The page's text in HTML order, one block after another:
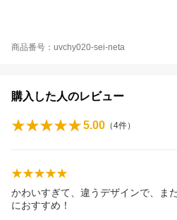
商品番号：uvchy020-sei-neta
購入した人のレビュー
5.00 （4件）
かわいすぎて、違うデザインで、ま
におすすめ！